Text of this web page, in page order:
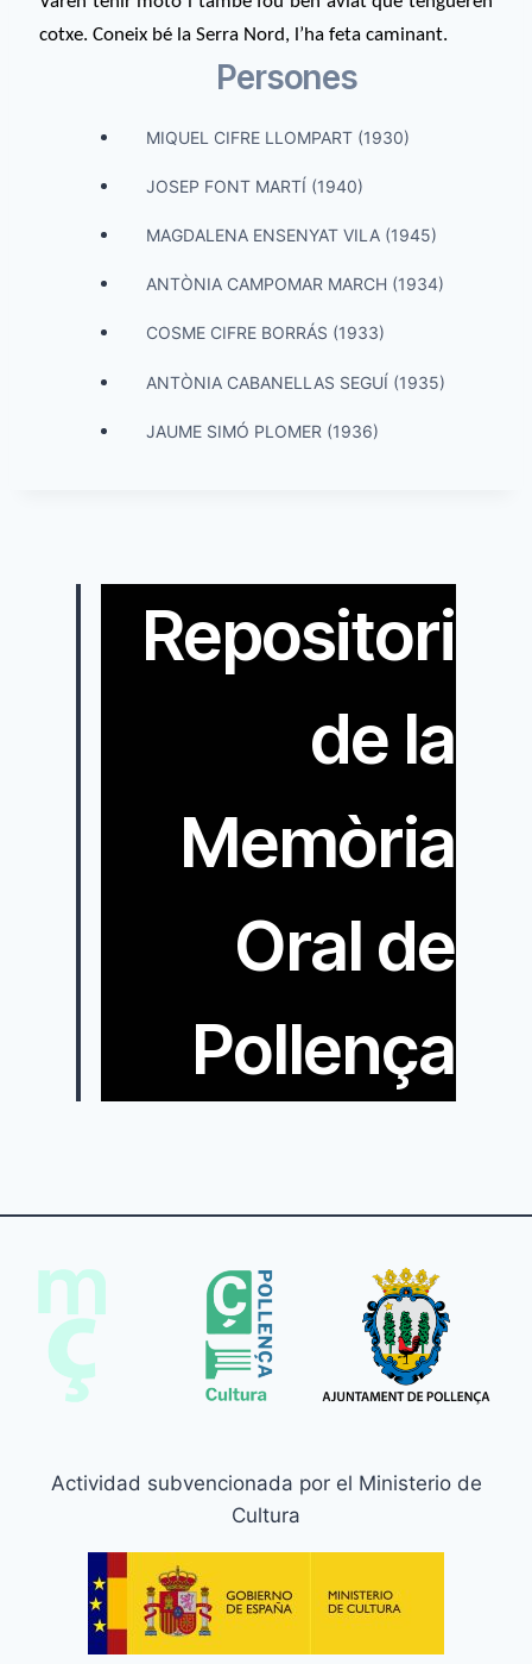
cotxe. Coneix bé la Serra Nord, l’ha feta caminant.
Persones
MIQUEL CIFRE LLOMPART (1930)
JOSEP FONT MARTÍ (1940)
MAGDALENA ENSENYAT VILA (1945)
ANTÒNIA CAMPOMAR MARCH (1934)
COSME CIFRE BORRÁS (1933)
ANTÒNIA CABANELLAS SEGUÍ (1935)
JAUME SIMÓ PLOMER (1936)
Repositori
de la
Memòria
Oral de
Pollença
Actividad subvencionada por el Ministerio de
Cultura